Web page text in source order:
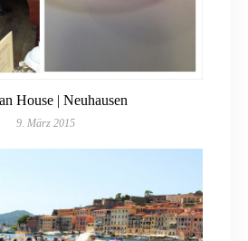
House | Neuhausen
9. März 2015